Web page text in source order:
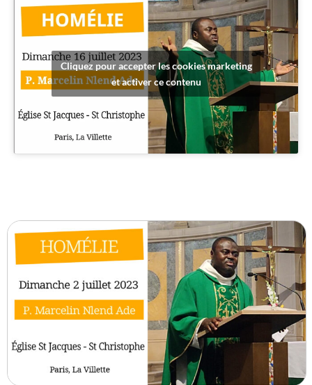
Cliquez pour accepter les cookies marketing
et activer ce contenu